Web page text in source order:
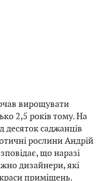
вирощувати
2,5 років тому. На
десяток саджанців
рослини Андрій
що наразі
дизайнери, які
приміщень.